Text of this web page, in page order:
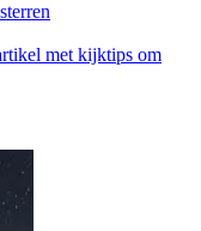
met kijktips om